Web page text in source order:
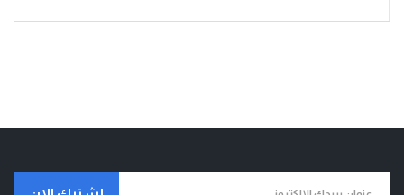
(Aftertaste).